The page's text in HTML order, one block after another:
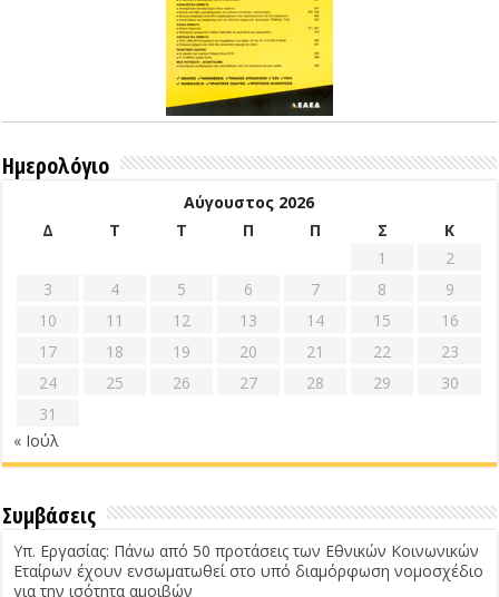
Ημερολόγιο
Αύγουστος 2026
Δ
Τ Τ Π Π Σ
Κ
1
2
3
4 5 6 7 8
9
10
11 12 13 14 15
16
17
18 19 20 21 22
23
24
25 26 27 28 29
30
31
« Ιούλ
Συμβάσεις
Υπ. Εργασίας: Πάνω από 50 προτάσεις των Εθνικών Κοινωνικών
Εταίρων έχουν ενσωματωθεί στο υπό διαμόρφωση νομοσχέδιο
για την ισότητα αμοιβών